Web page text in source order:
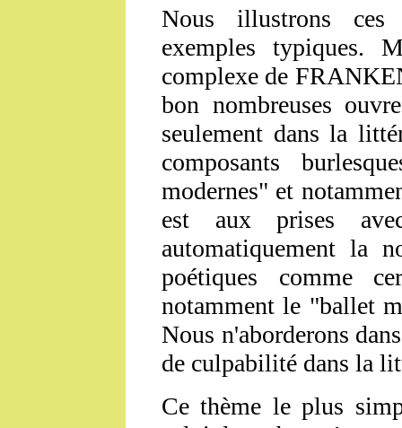
Nous illustrons ces
exemples
complexe de
bon nombreuses
seulement dans la
composants
modernes" et
est aux prises
automatiquement la
poétiques comme
notamment le "ballet
Nous n'aborderons
de culpabilité dans la
Ce thème le plus